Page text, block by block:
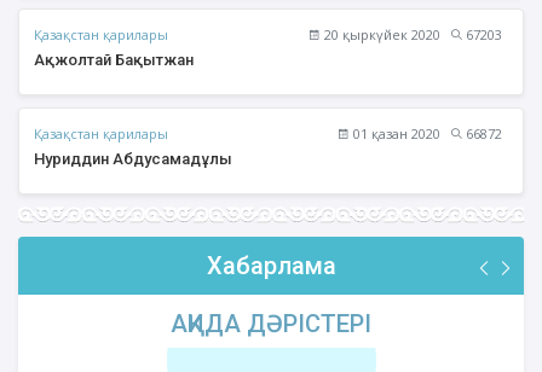
Қазақстан қарилары 20 қыркүйек 2020
67203
Ақжолтай Бақытжан
Қазақстан қарилары 01 қазан 2020
66872
Нуриддин Абдусамадұлы
Хабарлама
АҚИДА ДӘРІСТЕРІ